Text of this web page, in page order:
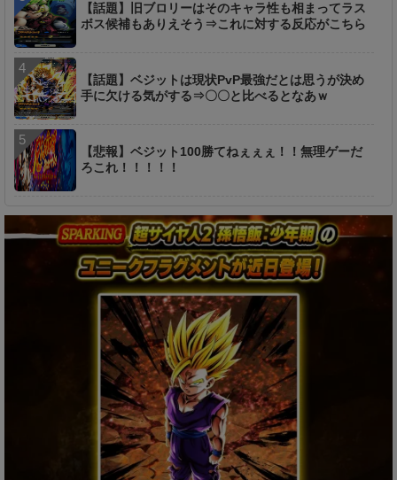
【話題】旧ブロリーはそのキャラ性も相まってラス
ボス候補もありえそう⇒これに対する反応がこちら
【話題】ベジットは現状PvP最強だとは思うが決め
手に欠ける気がする⇒〇〇と比べるとなあｗ
【悲報】ベジット100勝てねぇぇぇ！！無理ゲーだ
ろこれ！！！！！